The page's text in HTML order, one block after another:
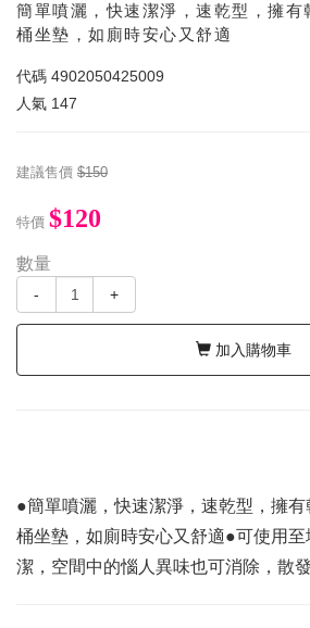
簡單噴灑，快速潔淨，速乾型，擁有
桶坐墊，如廁時安心又舒適
代碼 4902050425009
人氣 147
建議售價 $150
特價 $120
數量
- +
加入購物車
●簡單噴灑，快速潔淨，速乾型，擁
桶坐墊，如廁時安心又舒適●可使用
潔，空間中的惱人異味也可消除，散